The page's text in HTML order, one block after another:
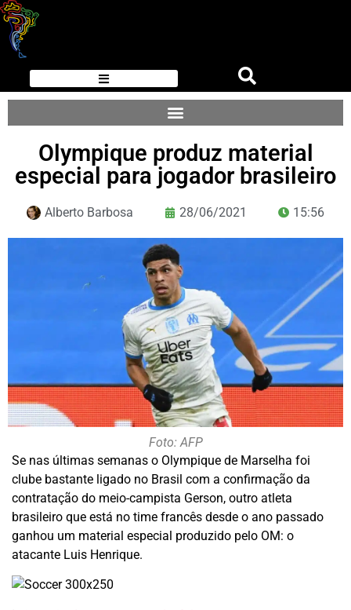
Olympique produz material
especial para jogador brasileiro
Alberto Barbosa 28/06/2021 15:56
Foto: AFP
Se nas últimas semanas o Olympique de Marselha foi
clube bastante ligado no Brasil com a confirmação da
contratação do meio-campista Gerson, outro atleta
brasileiro que está no time francês desde o ano passado
ganhou um material especial produzido pelo OM: o
atacante Luis Henrique.